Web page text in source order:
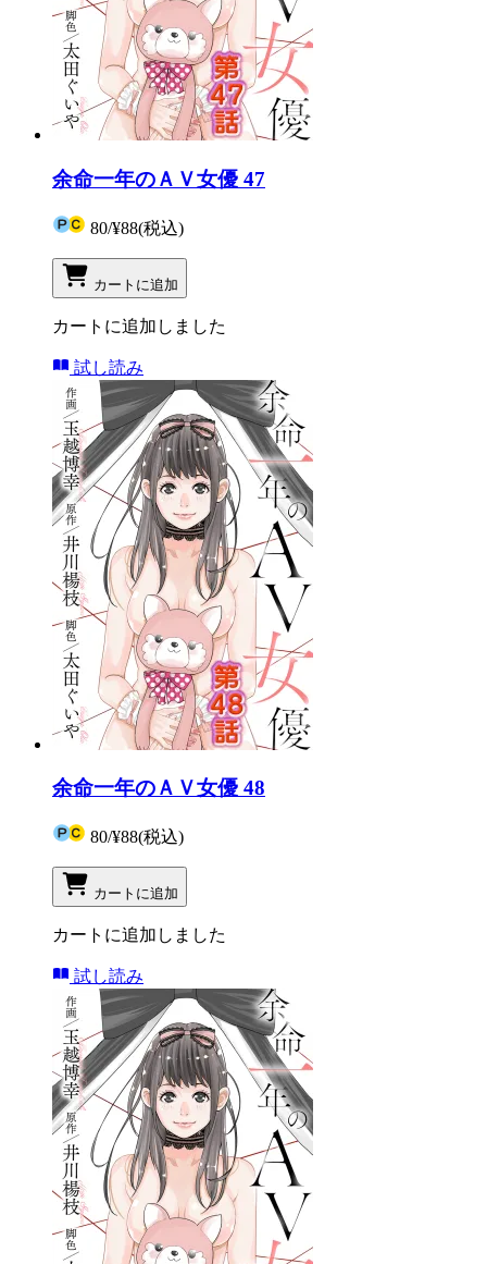
余命一年のＡＶ女優 47
80/¥88(税込)
カートに追加
カートに追加しました
試し読み
余命一年のＡＶ女優 48
80/¥88(税込)
カートに追加
カートに追加しました
試し読み